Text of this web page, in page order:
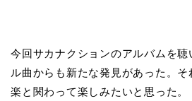
今回サカナクションのアルバムを
ル曲からも新たな発見があった。
楽と関わって楽しみたいと思った。